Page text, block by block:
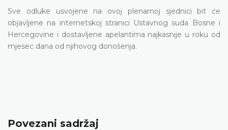
Sve odluke usvojene na ovoj plenarnoj sjednici bit će
objavljene na internetskoj stranici Ustavnog suda Bosne i
Hercegovine i dostavljene apelantima najkasnije u roku od
mjesec dana od njihovog donošenja.
Povezani sadržaj